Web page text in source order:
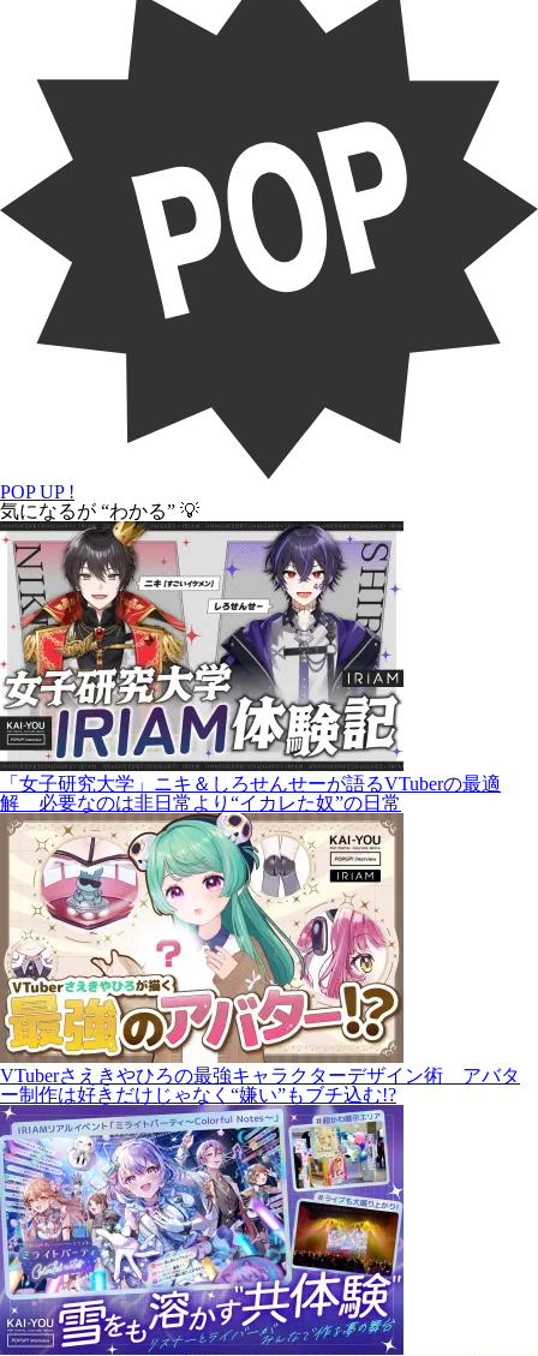
POP UP !
気になるが “わかる” 💡
「女子研究大学」ニキ＆しろせんせーが語るVTuberの最適
解 必要なのは非日常より“イカレた奴”の日常
VTuberさえきやひろの最強キャラクターデザイン術 アバタ
ー制作は好きだけじゃなく“嫌い”もブチ込む!?